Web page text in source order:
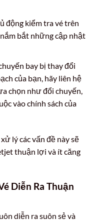
động kiểm tra vé trên
bắt những cập nhật
bay bị thay đổi
của bạn, hãy liên hệ
chọn như đổi chuyến,
vào chính sách của
lý các vấn đề này sẽ
thuận lợi và ít căng
Diễn Ra Thuận
diễn ra suôn sẻ và